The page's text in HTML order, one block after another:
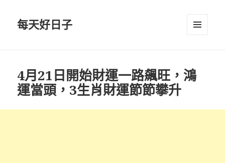
每天好日子
4月21日開始財運一路飆旺，鴻
運當頭，3生肖財運節節攀升